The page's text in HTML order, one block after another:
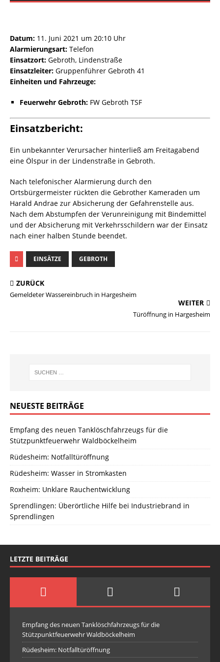
Datum: 11. Juni 2021 um 20:10 Uhr
Alarmierungsart: Telefon
Einsatzort: Gebroth, Lindenstraße
Einsatzleiter: Gruppenführer Gebroth 41
Einheiten und Fahrzeuge:
Feuerwehr Gebroth: FW Gebroth TSF
Einsatzbericht:
Ein unbekannter Verursacher hinterließ am Freitagabend
eine Ölspur in der Lindenstraße in Gebroth.
Nach telefonischer Alarmierung durch den
Ortsbürgermeister rückten die Gebrother Kameraden um
Harald Andrae zur Absicherung der Gefahrenstelle aus.
Nach dem Abstumpfen der Verunreinigung mit Bindemittel
und der Absicherung mit Verkehrsschildern war der Einsatz
nach einer halben Stunde beendet.
EINSÄTZE GEBROTH
ZURÜCK
Gemeldeter Wassereinbruch in Hargesheim
WEITER
Türöffnung in Hargesheim
NEUESTE BEITRÄGE
Empfang des neuen Tanklöschfahrzeugs für die
Stützpunktfeuerwehr Waldböckelheim
Rüdesheim: Notfalltüröffnung
Rüdesheim: Wasser in Stromkasten
Roxheim: Unklare Rauchentwicklung
Sprendlingen: Überörtliche Hilfe bei Industriebrand in
Sprendlingen
LETZTE BEITRÄGE
Empfang des neuen Tanklöschfahrzeugs für die
Stützpunktfeuerwehr Waldböckelheim
Rüdesheim: Notfalltüröffnung